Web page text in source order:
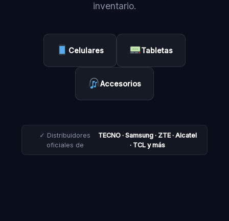
inventario.
Celulares Tabletas
Accesorios
✓ Distribuidores
oficiales de
TECNO · Samsung · ZTE · Alcatel
· TCL y más